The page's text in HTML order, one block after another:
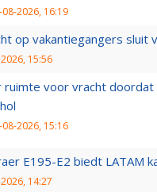
08-2026, 16:19
op vakantiegangers sluit
15:56
ruimte voor vracht
08-2026, 15:16
E195-E2 biedt LATAM
14:27